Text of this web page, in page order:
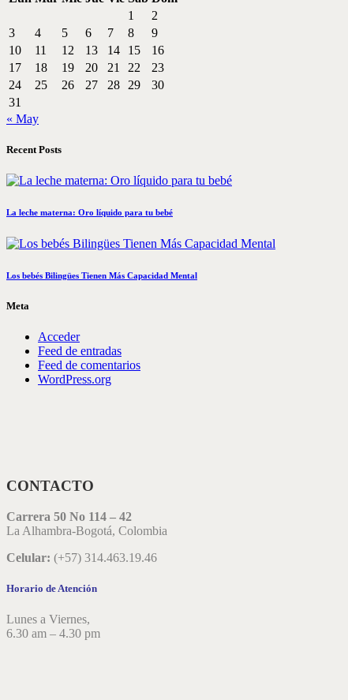
1
2
3
4 5 6 7 8
9
10
11 12 13 14 15
16
17
18 19 20 21 22
23
24
25 26 27 28 29
30
31
« May
Recent Posts
La leche materna: Oro líquido para tu bebé
Los bebés Bilingües Tienen Más Capacidad Mental
Meta
Acceder
Feed de entradas
Feed de comentarios
WordPress.org
CONTACTO
Carrera 50 No 114 – 42
La Alhambra-Bogotá, Colombia
Celular: (+57) 314.463.19.46
Horario de Atención
Lunes a Viernes,
6.30 am – 4.30 pm